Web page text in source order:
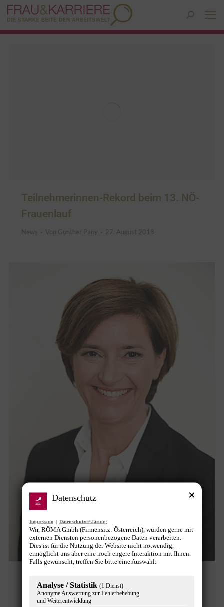
Search:
Teilnehmerinnen-Rekord beim 13. NÖ-
Frauenlauf
News Von Gunther Pany 27. August 2018
Österreich Werbung besetzt
Stabstellen neu
Datenschutz
Impressum | Datenschutzerklärung
Wir, RÖMA Gmbh (Firmensitz: Österreich), würden gerne mit
externen Diensten personenbezogene Daten verarbeiten.
Dies ist für die Nutzung der Website nicht notwendig,
ermöglicht uns aber eine noch engere Interaktion mit Ihnen.
Falls gewünscht, treffen Sie bitte eine Auswahl:
Analyse / Statistik (1 Dienst)
Anonyme Auswertung zur Fehlerbehebung
und Weiterentwicklung